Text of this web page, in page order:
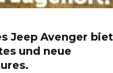
Jeep Avenger
und neue